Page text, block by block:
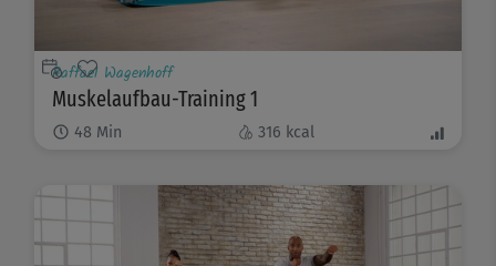
Raffael Wagenhoff
Muskelaufbau-Training 1
48 Min 316 kcal